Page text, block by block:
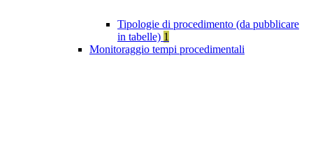
Tipologie di procedimento (da pubblicare
in tabelle) 1
Monitoraggio tempi procedimentali